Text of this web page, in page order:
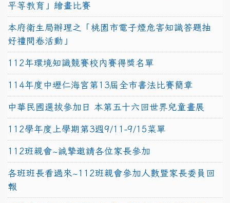
平等教育」繪畫比賽
本府衛生局辦理之「桃園市電子煙危害知識答題抽
好禮問卷活動」
112年環境知識競賽校內賽得獎名單
114年度中壢仁海宮第13屆全市書法比賽簡章
中華民國選拔參加日 本第五十六回世界兒童畫展
112學年度上學期第3週9/11-9/15菜單
112班親會~誠摯邀請各位家長參加
各班班長看過來~112班親會參加人數暨家長委員回
報